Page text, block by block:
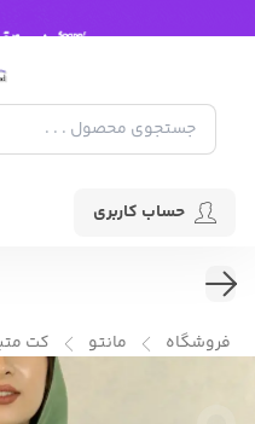
حساب کاربری
فروشگاه مانتو کت